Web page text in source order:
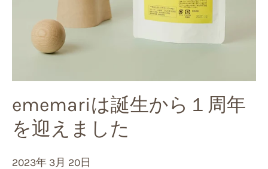
ememariは誕生から１周年
を迎えました
2023年 3月 20日